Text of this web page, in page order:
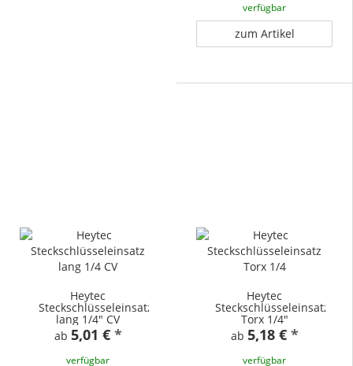
verfügbar
zum Artikel
Heytec
Steckschlüsseleinsatz
lang 1/4" CV
ab 5,01 € *
verfügbar
Heytec
Steckschlüsseleinsatz
Torx 1/4"
ab 5,18 € *
verfügbar